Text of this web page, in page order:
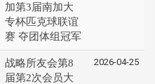
加第3届南加大
专杯匹克球联谊
赛 夺团体组冠军
战略所友会第8
届第2次会员大
2026-04-25